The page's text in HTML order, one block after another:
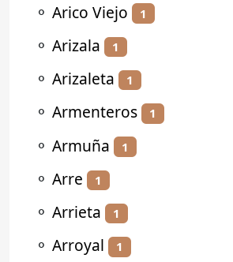
⚬ Arico Viejo 1
⚬ Arizala 1
⚬ Arizaleta 1
⚬ Armenteros 1
⚬ Armuña 1
⚬ Arre 1
⚬ Arrieta 1
⚬ Arroyal 1